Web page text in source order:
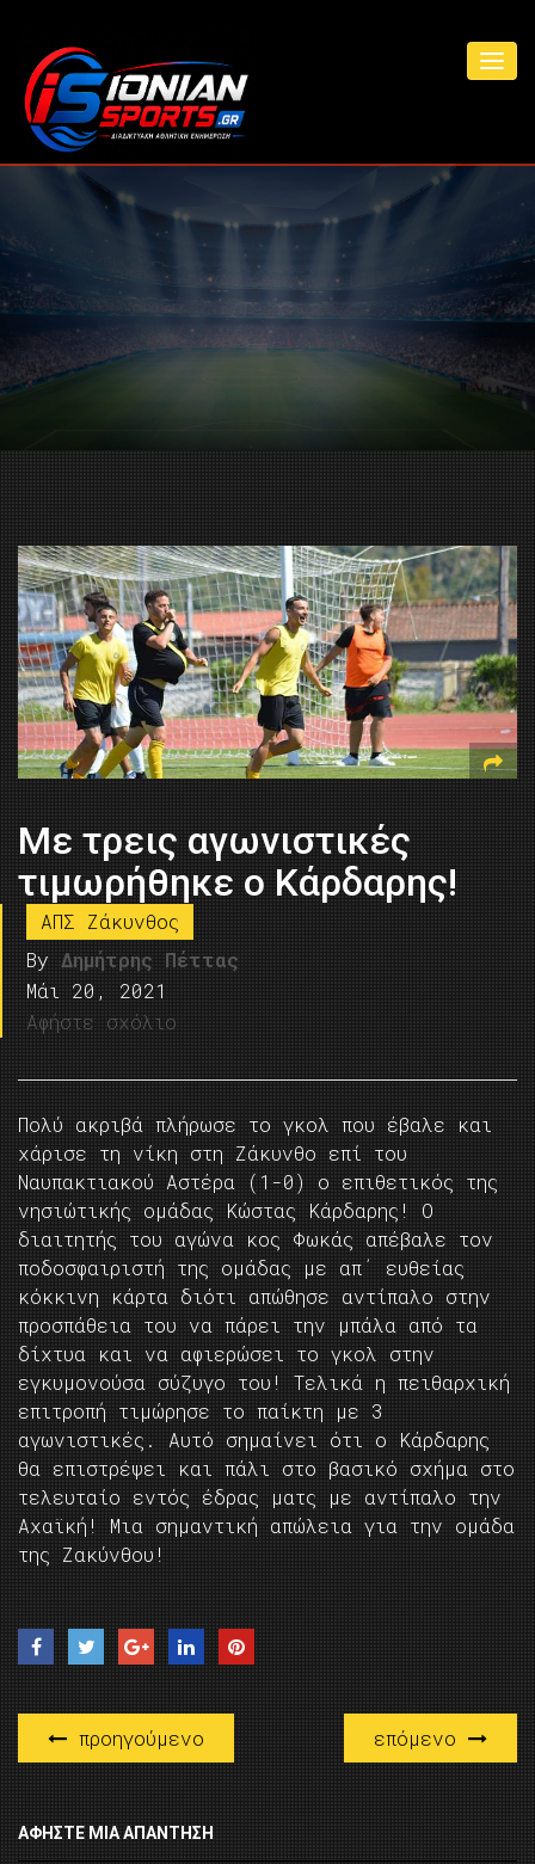
Με τρεις αγωνιστικές
τιμωρήθηκε ο Κάρδαρης!
ΑΠΣ Ζάκυνθος
By Δημήτρης Πέττας
Μάι 20, 2021
Αφήστε σχόλιο
Πολύ ακριβά πλήρωσε το γκολ που έβαλε και
χάρισε τη νίκη στη Ζάκυνθο επί του
Ναυπακτιακού Αστέρα (1-0) ο επιθετικός της
νησιώτικής ομάδας Κώστας Κάρδαρης! Ο
διαιτητής του αγώνα κος Φωκάς απέβαλε τον
ποδοσφαιριστή της ομάδας με απ΄ ευθείας
κόκκινη κάρτα διότι απώθησε αντίπαλο στην
προσπάθεια του να πάρει την μπάλα από τα
δίχτυα και να αφιερώσει το γκολ στην
εγκυμονούσα σύζυγο του! Τελικά η πειθαρχική
επιτροπή τιμώρησε το παίκτη με 3
αγωνιστικές. Αυτό σημαίνει ότι ο Κάρδαρης
θα επιστρέψει και πάλι στο βασικό σχήμα στο
τελευταίο εντός έδρας ματς με αντίπαλο την
Αχαϊκή! Μια σημαντική απώλεια για την ομάδα
της Ζακύνθου!
προηγούμενο επόμενο
ΑΦΉΣΤΕ ΜΙΑ ΑΠΆΝΤΗΣΗ